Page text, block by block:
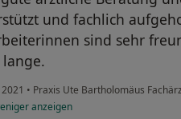
und fachlich
sind sehr
• Praxis Ute Bartholomäus
anzeigen